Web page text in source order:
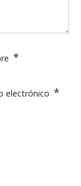
*
electrónico *